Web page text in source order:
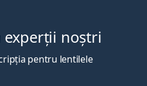
noștri
pentru lentilele